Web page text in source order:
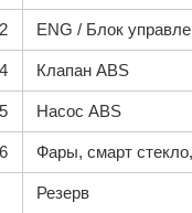
ENG / Блок
Клапан ABS
Насос ABS
Фары, смарт
Резерв